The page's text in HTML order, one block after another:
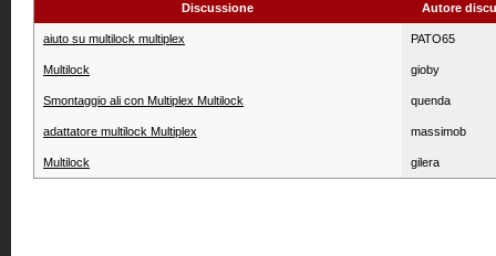
Discussione Autore
aiuto su multilock multiplex PATO65
Multilock gioby
Smontaggio ali con Multiplex Multilock quenda
adattatore multilock Multiplex massimob
Multilock gilera